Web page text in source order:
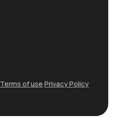
Terms of use Privacy Policy